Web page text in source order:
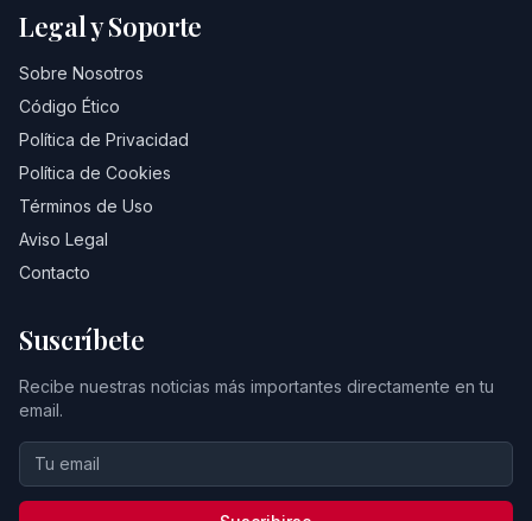
Legal y Soporte
Sobre Nosotros
Código Ético
Política de Privacidad
Política de Cookies
Términos de Uso
Aviso Legal
Contacto
Suscríbete
Recibe nuestras noticias más importantes directamente en tu
email.